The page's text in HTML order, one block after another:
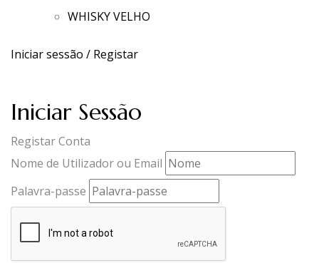
WHISKY VELHO
Iniciar sessão / Registar
Iniciar Sessão
Registar Conta
Nome de Utilizador ou Email
Palavra-passe